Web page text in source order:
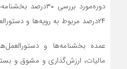
دوره‌مورد بررسی
۲۴‌درصد مربوط به رویه‌‌‌‌‌ها و دستورالعمل بوده‌ است.
عمده ‌بخشنامه‌‌‌‌‌ها و
مالیات، ارزش‌گذاری و مشوق و